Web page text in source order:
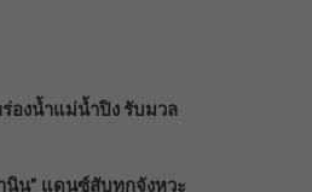
องน้ำแม่น้ำปิง รับมวล
น” แดนซ์สับทุกจังหวะ